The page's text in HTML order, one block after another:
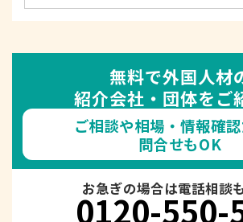
無料で外国人材
紹介会社・団体をご
ご相談や相場・情報確
問合せもOK
お急ぎの場合は電話相談
0120-550-